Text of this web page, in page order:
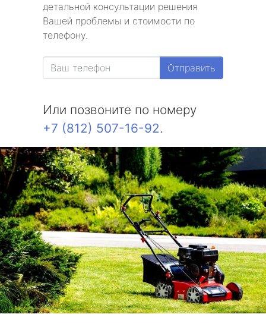
детальной консультации решения
Вашей проблемы и стоимости по
телефону.
Отправить
Или позвоните по номеру
+7 (812) 507-16-92.